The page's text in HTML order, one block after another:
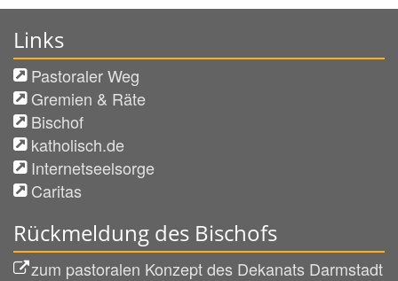
Links
Pastoraler Weg
Gremien & Räte
Bischof
katholisch.de
Internetseelsorge
Caritas
Rückmeldung des Bischofs
zum pastoralen Konzept des Dekanats Darmstadt